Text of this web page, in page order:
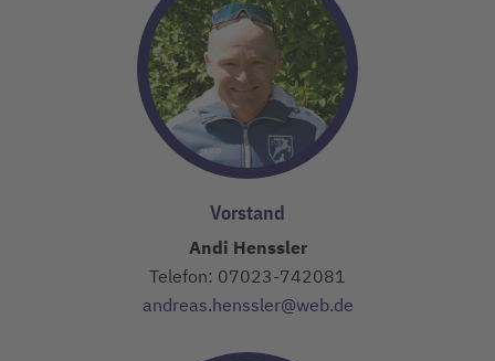
Vorstand
Andi Henssler
Telefon: 07023-742081
andreas.henssler@web.de